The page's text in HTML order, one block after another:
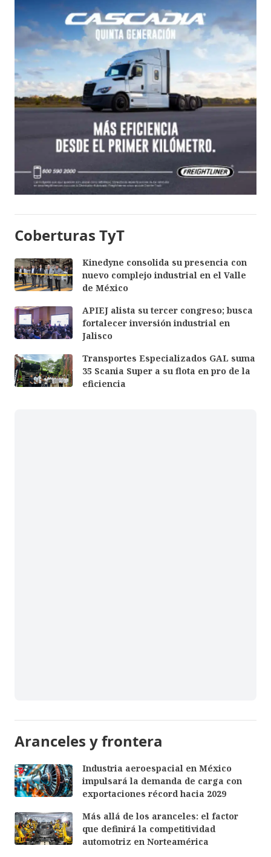
Coberturas TyT
Kinedyne consolida su presencia con
nuevo complejo industrial en el Valle
de México
APIEJ alista su tercer congreso; busca
fortalecer inversión industrial en
Jalisco
Transportes Especializados GAL suma
35 Scania Super a su flota en pro de la
eficiencia
Aranceles y frontera
Industria aeroespacial en México
impulsará la demanda de carga con
exportaciones récord hacia 2029
Más allá de los aranceles: el factor
que definirá la competitividad
automotriz en Norteamérica